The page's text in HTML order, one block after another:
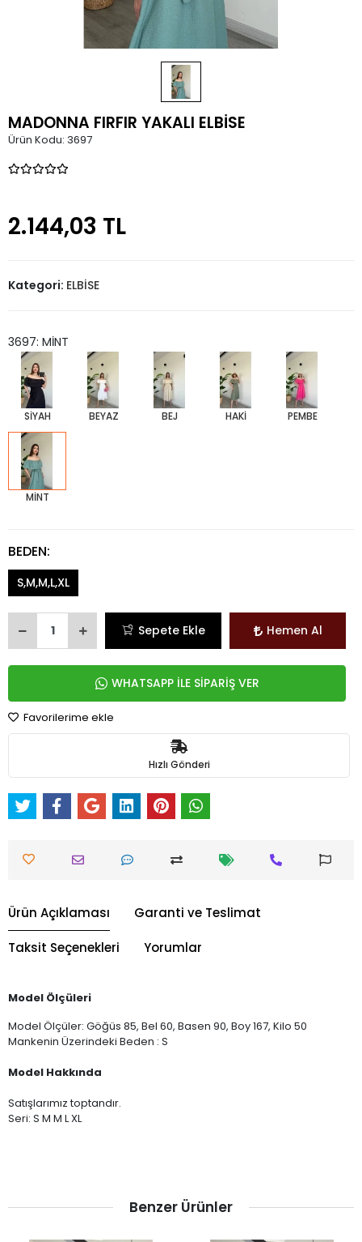
MADONNA FIRFIR YAKALI ELBİSE
Ürün Kodu: 3697
2.144,03 TL
Kategori: ELBİSE
3697: MİNT
SİYAH BEYAZ BEJ HAKİ PEMBE
MİNT
BEDEN:
S,M,M,L,XL
Sepete Ekle Hemen Al
WHATSAPP İLE SİPARİŞ VER
Favorilerime ekle
Hızlı Gönderi
Ürün Açıklaması Garanti ve Teslimat
Taksit Seçenekleri Yorumlar
Model Ölçüleri
Model Ölçüler: Göğüs 85, Bel 60, Basen 90, Boy 167, Kilo 50
Mankenin Üzerindeki Beden : S
Model Hakkında
Satışlarımız toptandır.
Seri: S M M L XL
Benzer Ürünler